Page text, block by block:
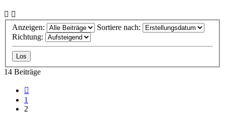
Anzeigen:
Sortiere nach:
Richtung:
14 Beiträge
1
2